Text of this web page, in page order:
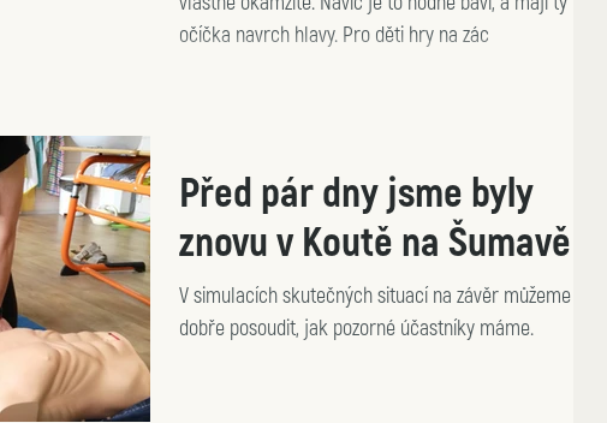
očíčka navrch hlavy. Pro děti hry na zác
Před pár dny jsme byly
znovu v Koutě na Šumavě
V simulacích skutečných situací na závěr můžeme
dobře posoudit, jak pozorné účastníky máme.